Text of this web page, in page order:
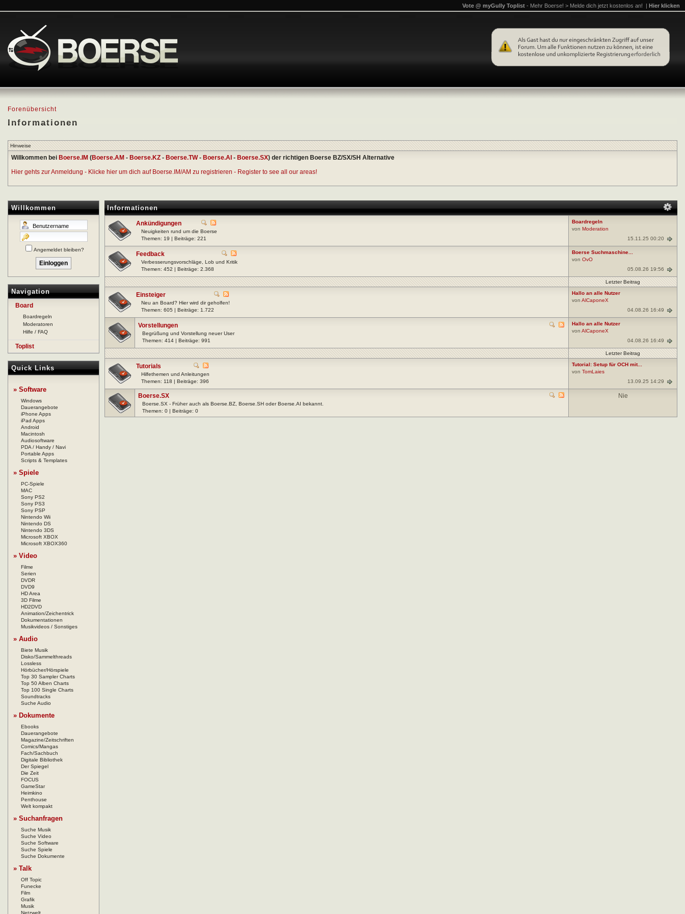
Forenübersicht
Informationen
Vote @ myGully Toplist - Mehr Boerse! > Melde dich jetzt kostenlos an! | Hier klicken
Hinweise
Willkommen bei Boerse.IM (Boerse.AM - Boerse.KZ - Boerse.TW- Boerse.AI - Boerse.SX) der richtigen Boerse BZ/SX/SH Alternative
Hier gehts zur Anmeldung - Klicke hier um dich auf Boerse.IM/AM zu registrieren - Register to see all our areas!
Willkommen
Angemeldet bleiben?
Navigation
Board
Boardregeln
Moderatoren
Hilfe / FAQ
Toplist
Quick Links
» Software
Windows
Dauerangebote
iPhone Apps
iPad Apps
Android
Macintosh
Audiosoftware
PDA / Handy / Navi
Portable Apps
Scripts & Templates
» Spiele
PC-Spiele
MAC
Sony PS2
Sony PS3
Sony PSP
Nintendo Wii
Nintendo DS
Nintendo 3DS
Microsoft XBOX
Microsoft XBOX360
» Video
Filme
Serien
DVDR
DVD9
HD Area
3D Filme
HD2DVD
Animation/Zeichentrick
Dokumentationen
Musikvideos / Sonstiges
» Audio
Biete Musik
Disko/Sammelthreads
Lossless
Hörbücher/Hörspiele
Top 30 Sampler Charts
Top 50 Alben Charts
Top 100 Single Charts
Soundtracks
Suche Audio
» Dokumente
Ebooks
Dauerangebote
Magazine/Zeitschriften
Comics/Mangas
Fach/Sachbuch
Digitale Bibliothek
Der Spiegel
Die Zeit
FOCUS
GameStar
Heimkino
Penthouse
Welt kompakt
» Suchanfragen
Suche Musik
Suche Video
Suche Software
Suche Spiele
Suche Dokumente
» Talk
Off Topic
Funecke
Film
Grafik
Musik
Informationen
Ankündigungen
Neuigkeiten rund um die Boerse
Themen: 19 | Beiträge: 221
Boardregeln
von Moderation
15.11.25 00:20
Feedback
Verbesserungsvorschläge, Lob und Kritik
Themen: 452 | Beiträge: 2.368
Boerse Suchmaschine...
von OvO
05.08.26 19:56
Letzter Beitrag
Einsteiger
Neu an Board? Hier wird dir geholfen!
Themen: 605 | Beiträge: 1.722
Hallo an alle Nutzer
von AlCaponeX
04.08.26 16:49
Vorstellungen
Begrüßung und Vorstellung neuer User
Themen: 414 | Beiträge: 991
Hallo an alle Nutzer
von AlCaponeX
04.08.26 16:49
Letzter Beitrag
Tutorials
Hilfethemen und Anleitungen
Themen: 118 | Beiträge: 396
Tutorial: Setup für OCH mit...
von TomLaies
13.09.25 14:29
Boerse.SX
Boerse.SX - Früher auch als Boerse.BZ, Boerse.SH oder Boerse.AI bekannt.
Themen: 0 | Beiträge: 0
Nie